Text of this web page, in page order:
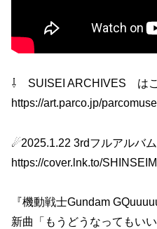
⇩ SUISEI ARCHIVES は
https://art.parco.jp/
☄2025.1.22 3rdフルアルバ
https://cover.lnk.to/
『機動戦士Gundam
新曲「もうどうなってもい